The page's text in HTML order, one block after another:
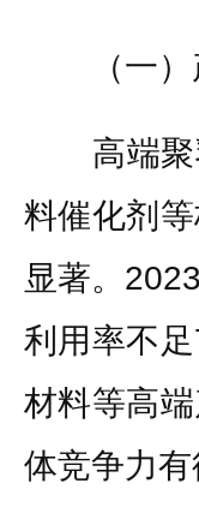
（一）产
高端聚乳
料催化剂
显著。
利用率不
材料等高
体竞争力有